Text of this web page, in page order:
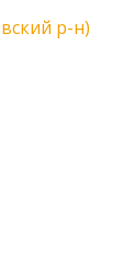
р-н)